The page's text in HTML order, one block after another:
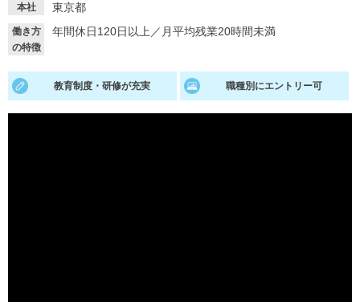
就活ノウハウが満載！
あなたに合う仕事を診断！ 動画で対策講座をチェック
本社 東京都
働き方
の特徴
年間休日120日以上 ／ 月平均残業20時間未満
教育制度・研修が充実 職種別にエントリー可